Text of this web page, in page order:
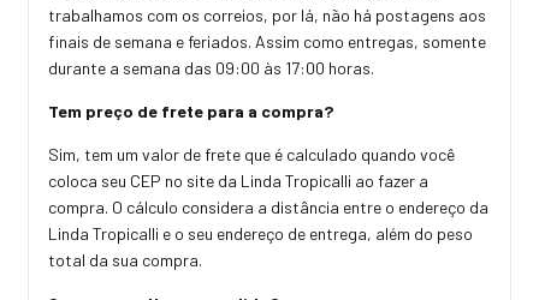
trabalhamos com os correios, por lá, não há postagens aos
finais de semana e feriados. Assim como entregas, somente
durante a semana das 09:00 às 17:00 horas.
Tem preço de frete para a compra?
Sim, tem um valor de frete que é calculado quando você
coloca seu CEP no site da Linda Tropicalli ao fazer a
compra. O cálculo considera a distância entre o endereço da
Linda Tropicalli e o seu endereço de entrega, além do peso
total da sua compra.